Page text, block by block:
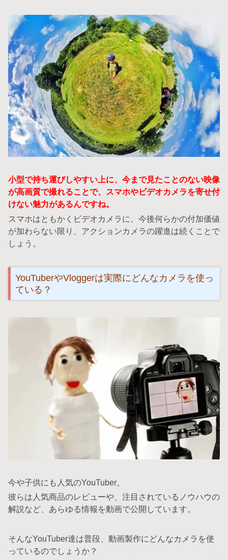
小型で持ち運びしやすい上に、今まで見たことのない映像
が高画質で撮れることで、スマホやビデオカメラを寄せ付
けない魅力があるんですね。
スマホはともかくビデオカメラに、今後何らかの付加価値
が加わらない限り、アクションカメラの躍進は続くことで
しょう。
YouTuberやVloggerは実際にどんなカメラを使っ
ている？
今や子供にも人気のYouTuber。
彼らは人気商品のレビューや、注目されているノウハウの
解説など、あらゆる情報を動画で公開しています。
そんなYouTuber達は普段、動画製作にどんなカメラを使
っているのでしょうか？